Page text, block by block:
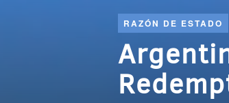
RAZÓN DE ESTADO